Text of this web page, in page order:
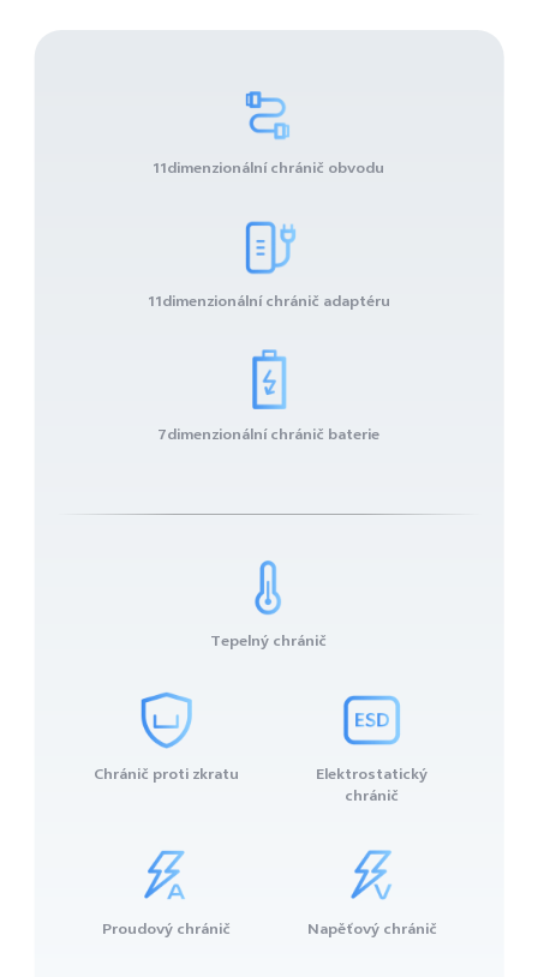
11dimenzionální chránič obvodu
11dimenzionální chránič adaptéru
7dimenzionální chránič baterie
Tepelný chránič
Chránič proti zkratu
Elektrostatický
chránič
Proudový chránič Napěťový chránič